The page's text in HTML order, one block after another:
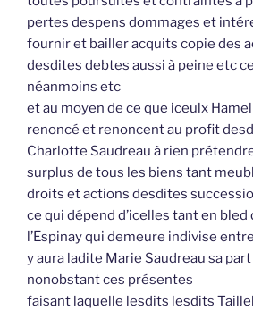
pertes despens dommages et
fournir et bailler acquits copie des
desdites debtes aussi à peine etc
néanmoins etc
et au moyen de ce que iceulx
renoncé et renoncent au profit
Charlotte Saudreau à rien
surplus de tous les biens tant
droits et actions desdites
ce qui dépend d’icelles tant en
l’Espinay qui demeure indivise
y aura ladite Marie Saudreau sa
nonobstant ces présentes
faisant laquelle lesdits lesdits